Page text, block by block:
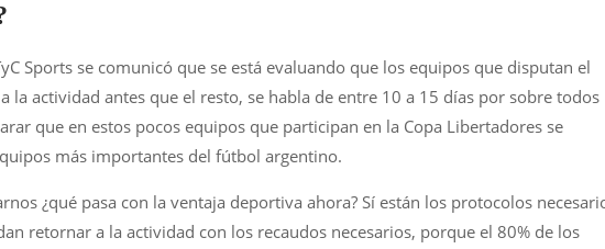
Sports se comunicó que se está evaluando que los equipos que disputan el
la actividad antes que el resto, se habla de entre 10 a 15 días por sobre todos
que en estos pocos equipos que participan en la Copa Libertadores se
más importantes del fútbol argentino.
¿qué pasa con la ventaja deportiva ahora? Sí están los protocolos
retornar a la actividad con los recaudos necesarios, porque el 80% de los